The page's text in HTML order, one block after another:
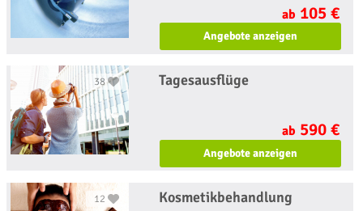
ab 105 €
Angebote anzeigen
38 Tagesausflüge
ab 590 €
Angebote anzeigen
12 Kosmetikbehandlung